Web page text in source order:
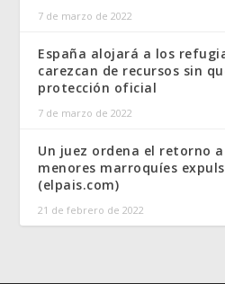
7 de marzo de 2022
España alojará a los
carezcan de recursos sin
protección oficial
7 de marzo de 2022
Un juez ordena el retorno a
menores marroquíes
(elpais.com)
21 de febrero de 2022